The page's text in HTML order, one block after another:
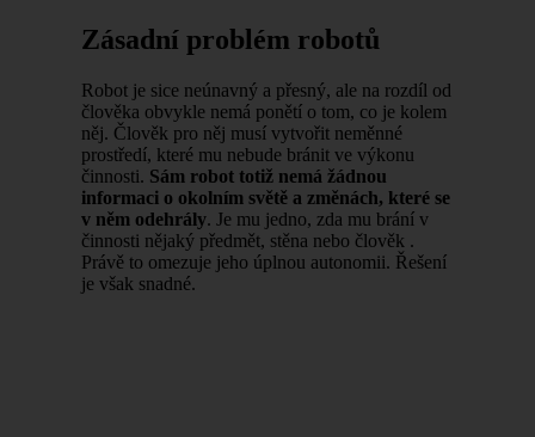
Zásadní problém robotů
Robot je sice neúnavný a přesný, ale na rozdíl od
člověka obvykle nemá ponětí o tom, co je kolem
něj. Člověk pro něj musí vytvořit neměnné
prostředí, které mu nebude bránit ve výkonu
činnosti. Sám robot totiž nemá žádnou
informaci o okolním světě a změnách, které se
v něm odehrály. Je mu jedno, zda mu brání v
činnosti nějaký předmět, stěna nebo člověk .
Právě to omezuje jeho úplnou autonomii. Řešení
je však snadné.